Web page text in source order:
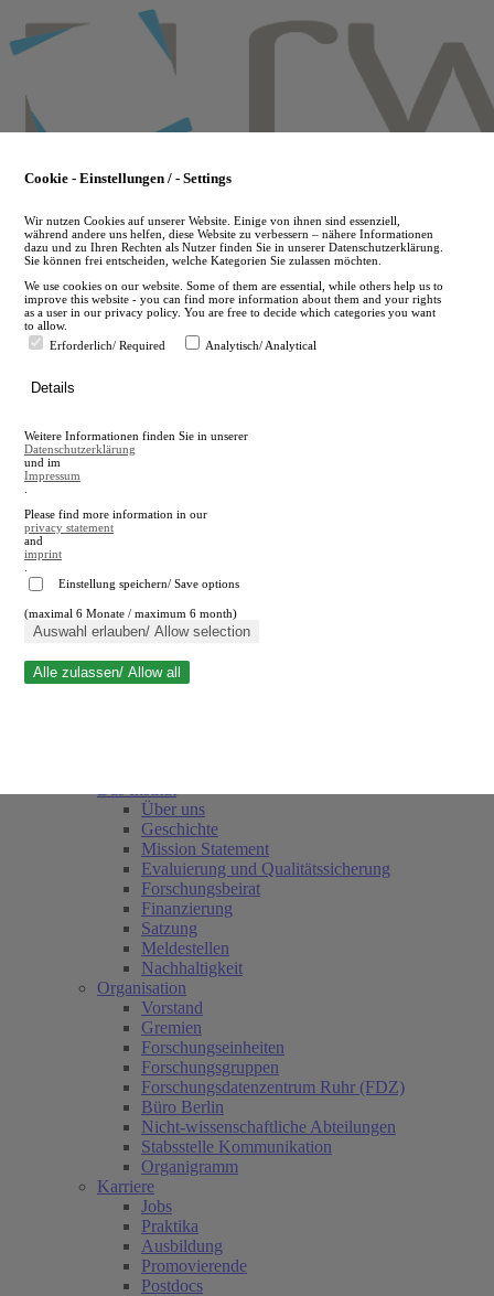
to
main
en
A
A
Suche schließen
Über uns
Geschichte
Mission Statement
Evaluierung und Qualitätssicherung
Forschungsbeirat
Finanzierung
Satzung
Meldestellen
Nachhaltigkeit
Organisation
Vorstand
Gremien
Forschungseinheiten
Forschungsgruppen
Forschungsdatenzentrum Ruhr (FDZ)
Büro Berlin
Nicht-wissenschaftliche Abteilungen
Stabsstelle Kommunikation
Organigramm
Karriere
Jobs
Praktika
Ausbildung
Promovierende
Postdocs
Cookie - Einstellungen / - Settings
Wir nutzen Cookies auf unserer Website. Einige von ihnen sind essenziell,
während andere uns helfen, diese Website zu verbessern – nähere Informationen
dazu und zu Ihren Rechten als Nutzer finden Sie in unserer Datenschutzerklärung.
Sie können frei entscheiden, welche Kategorien Sie zulassen möchten.
We use cookies on our website. Some of them are essential, while others help us to
improve this website - you can find more information about them and your rights
as a user in our privacy policy. You are free to decide which categories you want
to allow.
Erforderlich/ Required
Analytisch/ Analytical
Details
Weitere Informationen finden Sie in unserer
Datenschutzerklärung
und im
Impressum
Please find more information in our
privacy statement
and
imprint
Einstellung speichern/ Save options
(maximal 6 Monate / maximum 6 month)
Auswahl erlauben/ Allow selection
Alle zulassen/ Allow all